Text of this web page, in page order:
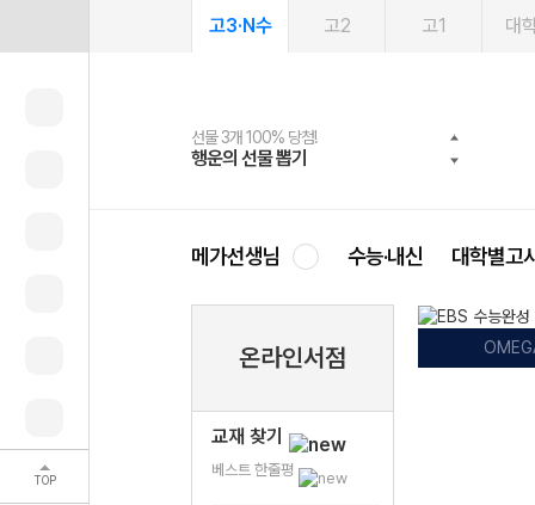
TOP
고3·N수 고2 고1 대
선물 3개 100% 당첨!
행운의 선물 뽑기
선물 100% 증정!
메가스터디 X 올리브
여름방학 스터디 캐시백
메가런 썸머스쿨
2027 러셀 단과
강사 공개선발
스마트러닝앱
설문 EVENT
메가패스
3일 무료 체험권
메가패스 수강생 무료혜택!
메가클럽 멤버십
사회공헌 캠페인
희망이룸 메가나눔
메가선생님 수능·내신 대학별고
온라인서점
교재 찾기
베스트 한줄평